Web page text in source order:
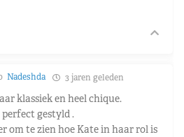
Nadeshda 3 jaren geleden
klassiek en heel chique.
gestyld .
om te zien hoe Kate in haar rol is